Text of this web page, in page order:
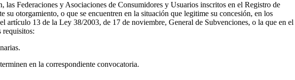
Federaciones y Asociaciones de Consumidores y Usuarios inscritos en el Registro de
otorgamiento, o que se encuentren en la situación que legitime su concesión, en los
artículo 13 de la Ley 38/2003, de 17 de noviembre, General de Subvenciones, o la que en el
requisitos:
en la correspondiente convocatoria.